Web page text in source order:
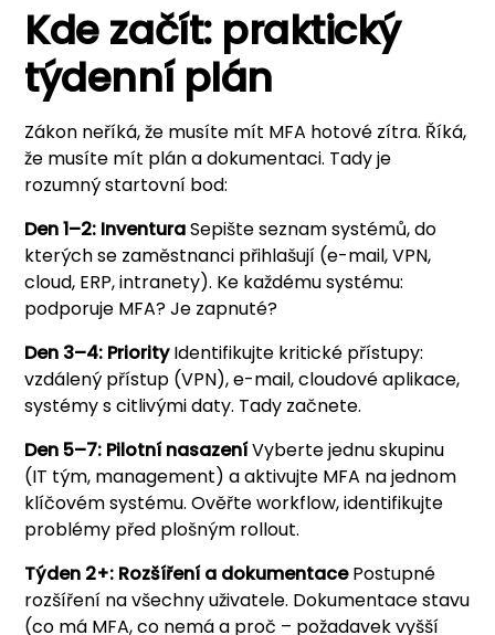
Kde začít: praktický
týdenní plán
Zákon neříká, že musíte mít MFA hotové zítra. Říká,
že musíte mít plán a dokumentaci. Tady je
rozumný startovní bod:
Den 1–2: InventuraSepište seznam systémů, do
kterých se zaměstnanci přihlašují (e-mail, VPN,
cloud, ERP, intranety). Ke každému systému:
podporuje MFA? Je zapnuté?
Den 3–4: PriorityIdentifikujte kritické přístupy:
vzdálený přístup (VPN), e-mail, cloudové aplikace,
systémy s citlivými daty. Tady začnete.
Den 5–7: Pilotní nasazeníVyberte jednu skupinu
(IT tým, management) a aktivujte MFA na jednom
klíčovém systému. Ověřte workflow, identifikujte
problémy před plošným rollout.
Týden 2+: Rozšíření a dokumentacePostupné
rozšíření na všechny uživatele. Dokumentace stavu
(co má MFA, co nemá a proč – požadavek vyšší